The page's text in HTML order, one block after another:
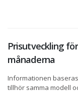
Prisutveckling
månaderna
Informationen
tillhör samma modell